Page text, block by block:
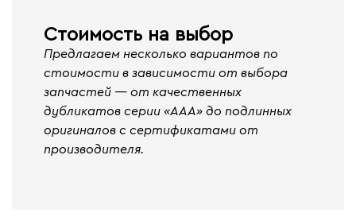
Стоимость на выбор
Предлагаем несколько вариантов по
стоимости в зависимости от выбора
запчастей — от качественных
дубликатов серии «ААА» до подлинных
оригиналов с сертификатами от
производителя.